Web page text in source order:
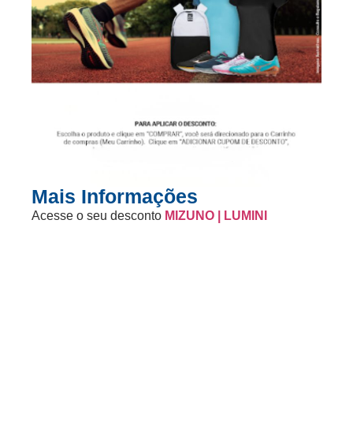
Mais Informações
Acesse o seu desconto MIZUNO | LUMINI